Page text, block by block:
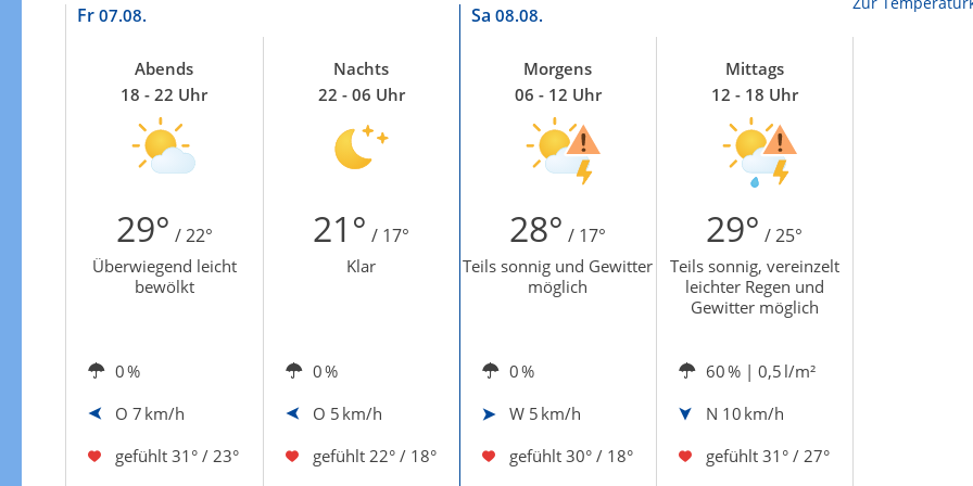
Fr 07.08. Sa 08.08.
Abends
18 - 22 Uhr
Nachts
22 - 06 Uhr
Morgens
06 - 12 Uhr
Mittags
12 - 18 Uhr
29° / 22° 21° / 17° 28° / 17° 29° / 25°
Überwiegend leicht
bewölkt
Klar
Teils sonnig und Gewitter
möglich
Teils sonnig, vereinzelt
leichter Regen und
Gewitter möglich
0 % 0 % 0 % 60 % | 0,5 l/m²
O 7 km/h O 5 km/h W 5 km/h N 10 km/h
gefühlt 31° / 23° gefühlt 22° / 18° gefühlt 30° / 18° gefühlt 31° / 27°